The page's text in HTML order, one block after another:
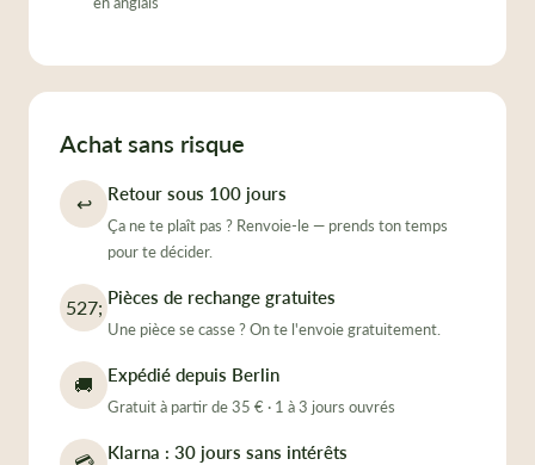
Achat sans risque
↩ Retour sous 100 jours
Ça ne te plaît pas ? Renvoie-le — prends ton temps
pour te décider.
527; Pièces de rechange gratuites
Une pièce se casse ? On te l'envoie gratuitement.
🚚 Expédié depuis Berlin
Gratuit à partir de 35 € · 1 à 3 jours ouvrés
Klarna : 30 jours sans intérêts